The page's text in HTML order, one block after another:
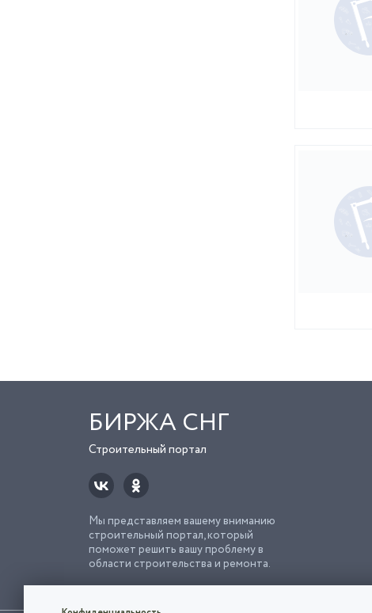
БИРЖА СНГ
Строительный портал
Мы представляем вашему вниманию
строительный портал, который
поможет решить вашу проблему в
области строительства и ремонта.